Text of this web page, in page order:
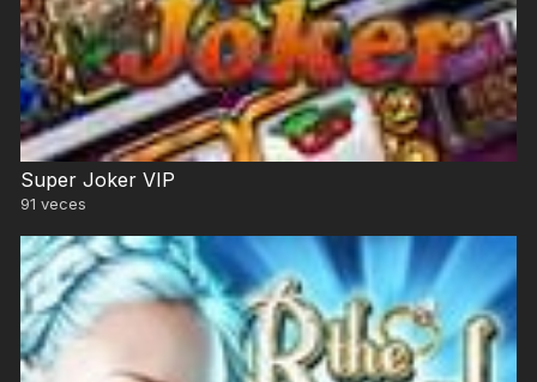
Super Joker VIP
91 veces